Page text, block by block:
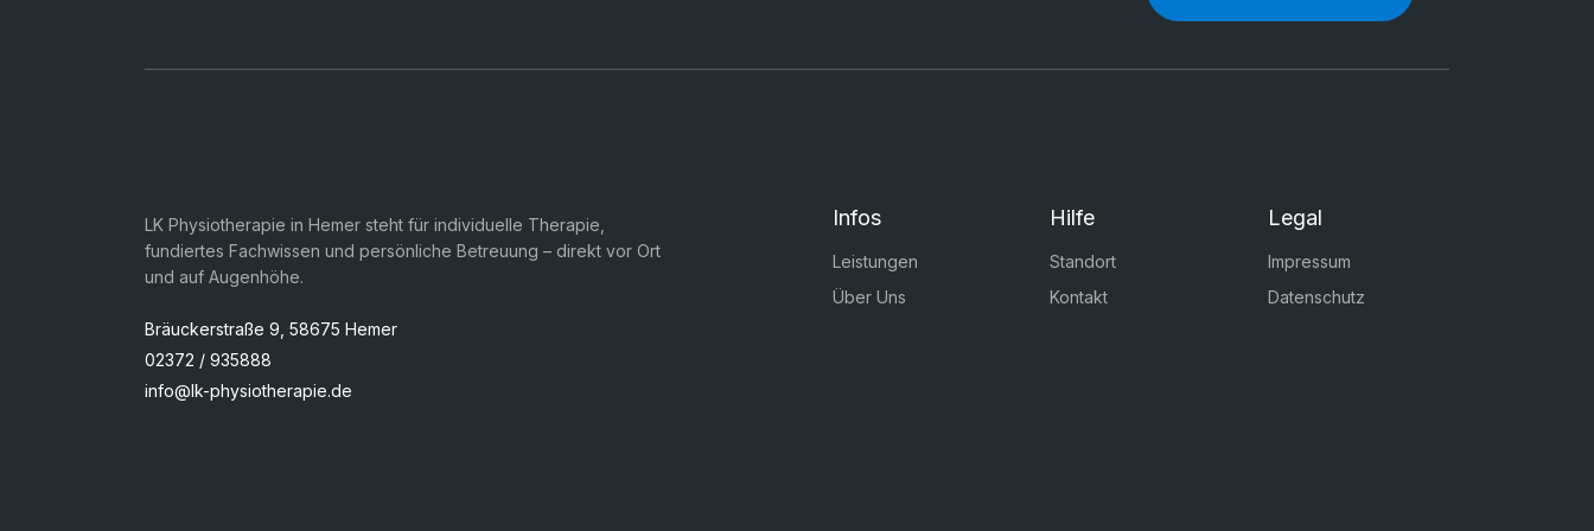
LK Physiotherapie in Hemer steht für individuelle Therapie,
fundiertes Fachwissen und persönliche Betreuung – direkt vor Ort
und auf Augenhöhe.
Bräuckerstraße 9, 58675 Hemer
02372 / 935888
info@lk-physiotherapie.de
Infos
Leistungen
Über Uns
Hilfe
Standort
Kontakt
Legal
Impressum
Datenschutz